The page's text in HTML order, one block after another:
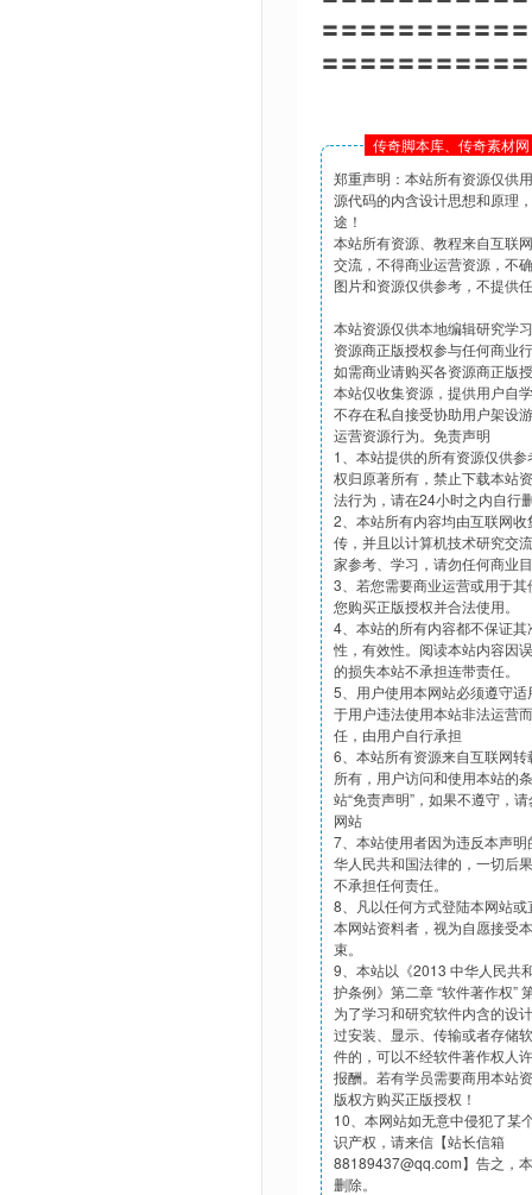
〓〓〓〓〓〓〓〓〓〓
〓〓〓〓〓〓〓〓〓〓
传奇脚本库、传奇素材
郑重声明：本站所有资源仅供
源代码的内含设计思想和原理
途！
本站所有资源、教程来自互联
交流，不得商业运营资源，不
图片和资源仅供参考，不提供
本站资源仅供本地编辑研究学
资源商正版授权参与任何商业
如需商业请购买各资源商正版
本站仅收集资源，提供用户自
不存在私自接受协助用户架设
运营资源行为。免责声明
1、本站提供的所有资源仅供
权归原著所有，禁止下载本站
法行为，请在24小时之内自行
2、本站所有内容均由互联网
传，并且以计算机技术研究交
家参考、学习，请勿任何商业
3、若您需要商业运营或用于
您购买正版授权并合法使用。
4、本站的所有内容都不保证
性，有效性。阅读本站内容因
的损失本站不承担连带责任。
5、用户使用本网站必须遵守
于用户违法使用本站非法运营
任，由用户自行承担
6、本站所有资源来自互联网
所有，用户访问和使用本站的
站“免责声明”，如果不遵守，
网站
7、本站使用者因为违反本声
华人民共和国法律的，一切后
不承担任何责任。
8、凡以任何方式登陆本网站
本网站资料者，视为自愿接受
束。
9、本站以《2013 中华人民共
护条例》第二章 “软件著作权”
为了学习和研究软件内含的设
过安装、显示、传输或者存储
件的，可以不经软件著作权人
报酬。若有学员需要商用本站
版权方购买正版授权！
10、本网站如无意中侵犯了某
识产权，请来信【站长信箱
88189437@qq.com】告之，
删除。